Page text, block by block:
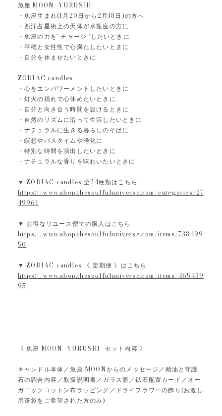
魚座 MOON -YURUSHI-
・魚座生まれ(1月20日から2月18日)の方へ
・西洋占星術上の天体が水瓶座の方に
・魚座の力を' チャージ 'したいときに
・平穏と女性性で心満たしたいときに
・自分を休ませたいときに
ZODIAC candles
・心をエンパワーメントしたいときに
・灯火の揺れで心休めたいときに
・自分と向き合う時間を設けるときに
・自然のリズムに沿って生活したいときに
・ナチュラルに生きる暮らしのそばに
・瞑想やバスタイムや浄化に
・特別な時間を演出したいときに
・ナチュラルな香りを味わいたいときに
▼ ZODIAC candles 全24種類はこちら
https://www.shop.thesoulfuluniverse.com/categories/27
49961
▼ お得なリユース便での購入はこちら
https://www.shop.thesoulfuluniverse.com/items/738499
50
▼ ZODIAC candles 《 定期便 》はこちら
https://www.shop.thesoulfuluniverse.com/items/465439
95
《 魚座 MOON -YURUSHI- セット内容 》
キャンドル本体／魚座 MOONからのメッセージ／精油と守護
石の調合内容／取扱説明書／ガラス蓋／鉱石配置カード／オー
ガニックコットン布ラッピング／ドライフラワーの飾り(お渡し
用茶袋をご希望された方のみ)